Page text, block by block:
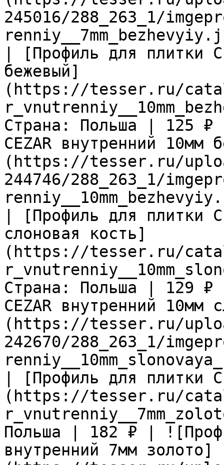
245016/288_263_1/
| [Профиль для плитки
бежевый]
(https://tesser.ru/
Страна: Польша | 125 ₽
CEZAR внутренний 10мм
(https://tesser.ru/
244746/288_263_1/
| [Профиль для плитки
слоновая кость]
(https://tesser.ru/
Страна: Польша | 129 ₽
CEZAR внутренний 10мм
(https://tesser.ru/
242670/288_263_1/
| [Профиль для плитки
(https://tesser.ru/
Польша | 182 ₽ |
внутренний 7мм золото]